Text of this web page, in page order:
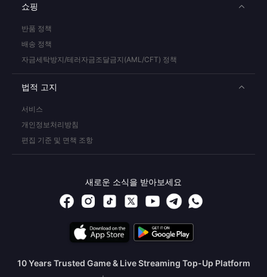
쇼핑
반품 정책
배송 정책
자금세탁방지/테러자금조달금지(AML/CFT) 정책
법적 고지
서비스
개인정보처리방침
편집 기준 및 면책 조항
새로운 소식을 받아보세요
10 Years Trusted Game & Live Streaming Top-Up Platform